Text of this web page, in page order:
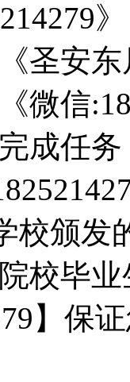
圣安
微信
成任
校颁发
校毕
】保